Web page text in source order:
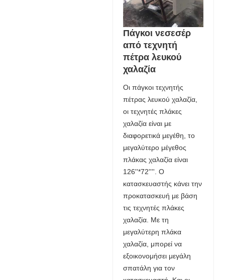
Πάγκοι νεσεσέρ
από τεχνητή
πέτρα λευκού
χαλαζία
Οι πάγκοι τεχνητής
πέτρας λευκού χαλαζία,
οι τεχνητές πλάκες
χαλαζία είναι με
διαφορετικά μεγέθη, το
μεγαλύτερο μέγεθος
πλάκας χαλαζία είναι
126''*72''''. Ο
κατασκευαστής κάνει την
προκατασκευή με βάση
τις τεχνητές πλάκες
χαλαζία. Με τη
μεγαλύτερη πλάκα
χαλαζία, μπορεί να
εξοικονομήσει μεγάλη
σπατάλη για τον